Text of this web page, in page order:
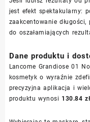
jest efekt spektakularny:
zaakcentowanie
do oszałamiających
Dane produktu i
Lancome Grandiose 01
kosmetyk o wyraźnie
precyzyjna aplikacja i
produktu wynosi 130.84 zł